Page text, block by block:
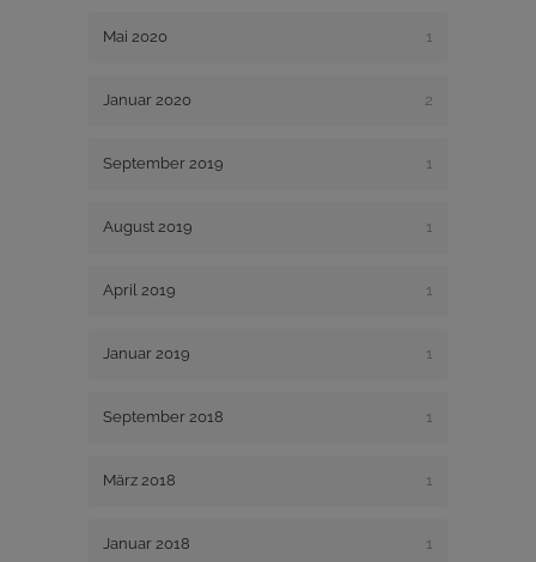
Mai 2020 1
Januar 2020 2
September 2019 1
August 2019 1
April 2019 1
Januar 2019 1
September 2018 1
März 2018 1
Januar 2018 1